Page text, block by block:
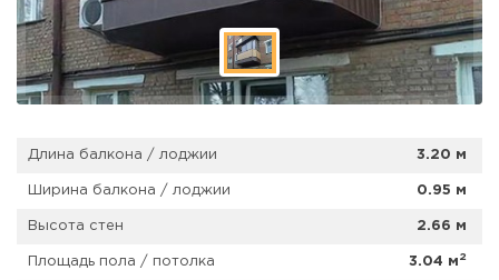
Длина балкона / лоджии 3.20 м
Ширина балкона / лоджии 0.95 м
Высота стен 2.66 м
Площадь пола / потолка 3.04 м 2